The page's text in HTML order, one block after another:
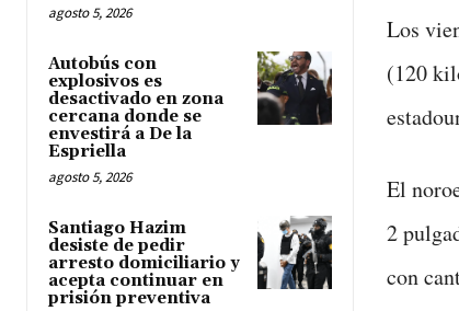
agosto 5, 2026
Autobús con
explosivos es
desactivado en zona
cercana donde se
envestirá a De la
Espriella
agosto 5, 2026
Santiago Hazim
desiste de pedir
arresto domiciliario y
acepta continuar en
prisión preventiva
Los
(120
El
2
con